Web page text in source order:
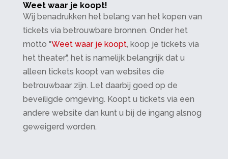
Weet waar je koopt!
Wij benadrukken het belang van het kopen van
tickets via betrouwbare bronnen. Onder het
motto "Weet waar je koopt, koop je tickets via
het theater", het is namelijk belangrijk dat u
alleen tickets koopt van websites die
betrouwbaar zijn. Let daarbij goed op de
beveiligde omgeving. Koopt u tickets via een
andere website dan kunt u bij de ingang alsnog
geweigerd worden.